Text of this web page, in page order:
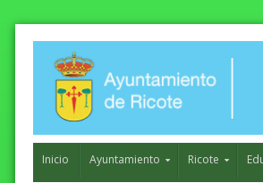
Inicio Ayuntamiento Ricote